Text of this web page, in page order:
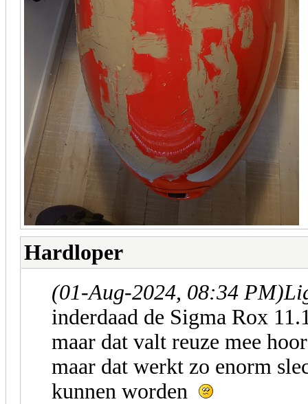
Hardloper
(01-Aug-2024, 08:34 PM)
inderdaad de Sigma Rox
maar dat valt reuze mee
maar dat werkt zo enorm
kunnen worden